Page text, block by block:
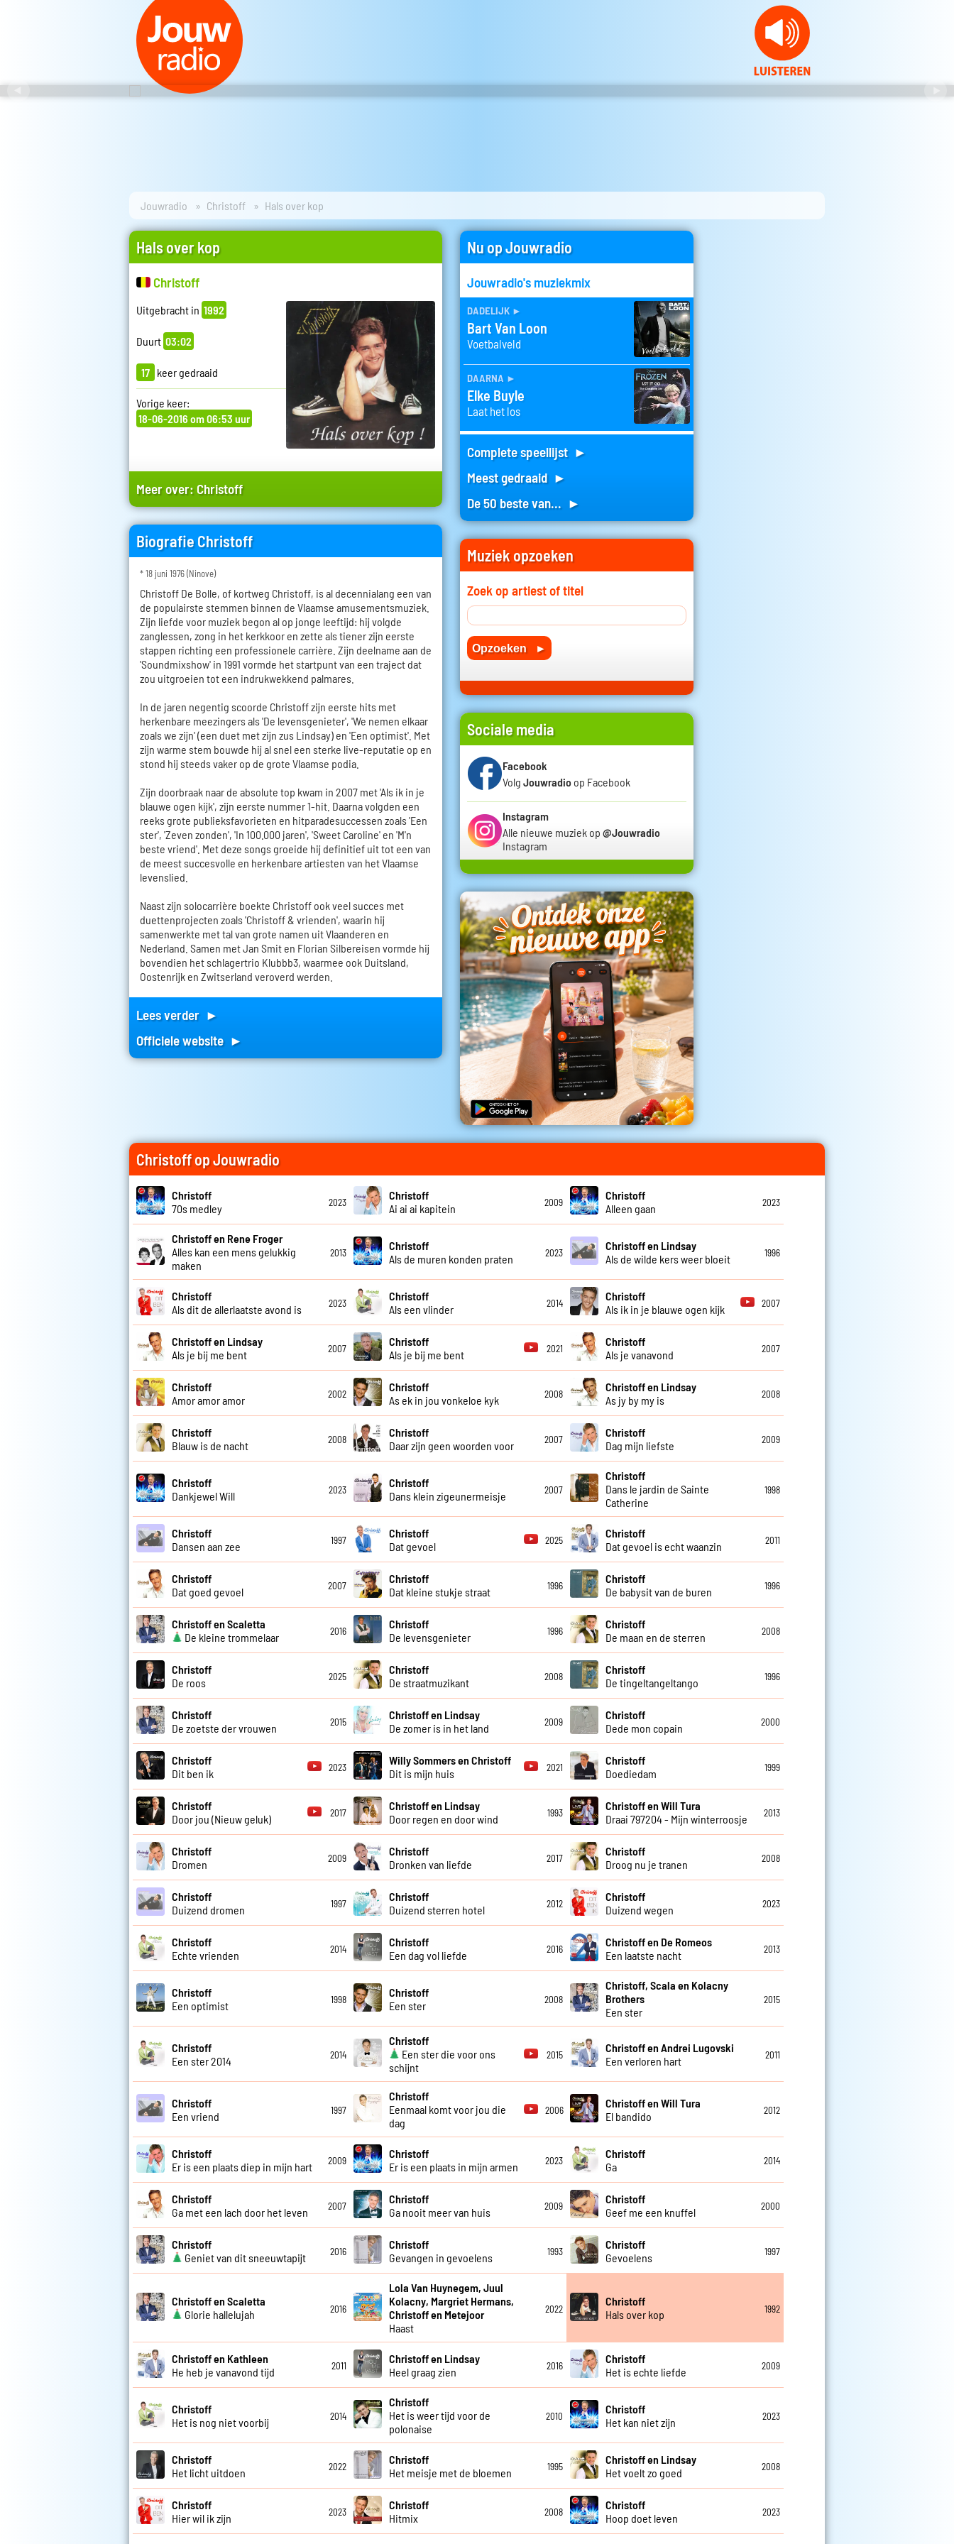
Jouwradio Christoff Hals over kop
Hals over kop
Christoff
Uitgebracht in 1992
Duurt 03:02
17 keer gedraaid
Vorige keer:
18-06-2016 om 06:53 uur
Meer over: Christoff
Biografie Christoff
* 18 juni 1976 (Ninove)
Christoff De Bolle, of kortweg Christoff, is al decennialang een van
de populairste stemmen binnen de Vlaamse amusementsmuziek.
Zijn liefde voor muziek begon al op jonge leeftijd: hij volgde
zanglessen, zong in het kerkkoor en zette als tiener zijn eerste
stappen richting een professionele carrière. Zijn deelname aan de
'Soundmixshow' in 1991 vormde het startpunt van een traject dat
zou uitgroeien tot een indrukwekkend palmares.
In de jaren negentig scoorde Christoff zijn eerste hits met
herkenbare meezingers als 'De levensgenieter', 'We nemen elkaar
zoals we zijn' (een duet met zijn zus Lindsay) en 'Een optimist'. Met
zijn warme stem bouwde hij al snel een sterke live-reputatie op en
stond hij steeds vaker op de grote Vlaamse podia.
Zijn doorbraak naar de absolute top kwam in 2007 met 'Als ik in je
blauwe ogen kijk', zijn eerste nummer 1-hit. Daarna volgden een
reeks grote publieksfavorieten en hitparadesuccessen zoals 'Een
ster', 'Zeven zonden', 'In 100.000 jaren', 'Sweet Caroline' en 'M'n
beste vriend'. Met deze songs groeide hij definitief uit tot een van
de meest succesvolle en herkenbare artiesten van het Vlaamse
levenslied.
Naast zijn solocarrière boekte Christoff ook veel succes met
duettenprojecten zoals 'Christoff & vrienden', waarin hij
samenwerkte met tal van grote namen uit Vlaanderen en
Nederland. Samen met Jan Smit en Florian Silbereisen vormde hij
bovendien het schlagertrio Klubbb3, waarmee ook Duitsland,
Oostenrijk en Zwitserland veroverd werden.
Lees verder ►
Officiele website ►
Nu op Jouwradio
Jouwradio's muziekmix
dadelijk ►
Bart Van Loon
Voetbalveld
daarna ►
Elke Buyle
Laat het los
Complete speellijst ►
Meest gedraaid ►
De 50 beste van... ►
Muziek opzoeken
Zoek op artiest of titel
Sociale media
Facebook
Volg Jouwradio op Facebook
Instagram
Alle nieuwe muziek op @Jouwradio
Instagram
Christoff op Jouwradio
Christoff
70s medley
2023
Christoff
Ai ai ai kapitein
2009
Christoff
Alleen gaan
2023
Christoff en Rene Froger
Alles kan een mens gelukkig
maken
2013
Christoff
Als de muren konden praten
2023
Christoff en Lindsay
Als de wilde kers weer bloeit
1996
Christoff
Als dit de allerlaatste avond is
2023
Christoff
Als een vlinder
2014
Christoff
Als ik in je blauwe ogen kijk
2007
Christoff en Lindsay
Als je bij me bent
2007
Christoff
Als je bij me bent
2021
Christoff
Als je vanavond
2007
Christoff
Amor amor amor
2002
Christoff
As ek in jou vonkeloe kyk
2008
Christoff en Lindsay
As jy by my is
2008
Christoff
Blauw is de nacht
2008
Christoff
Daar zijn geen woorden voor
2007
Christoff
Dag mijn liefste
2009
Christoff
Dankjewel Will
2023
Christoff
Dans klein zigeunermeisje
2007
Christoff
Dans le jardin de Sainte
Catherine
1998
Christoff
Dansen aan zee
1997
Christoff
Dat gevoel
2025
Christoff
Dat gevoel is echt waanzin
2011
Christoff
Dat goed gevoel
2007
Christoff
Dat kleine stukje straat
1996
Christoff
De babysit van de buren
1996
Christoff en Scaletta
De kleine trommelaar
2016
Christoff
De levensgenieter
1996
Christoff
De maan en de sterren
2008
Christoff
De roos
2025
Christoff
De straatmuzikant
2008
Christoff
De tingeltangeltango
1996
Christoff
De zoetste der vrouwen
2015
Christoff en Lindsay
De zomer is in het land
2009
Christoff
Dede mon copain
2000
Christoff
Dit ben ik
2023
Willy Sommers en Christoff
Dit is mijn huis
2021
Christoff
Doediedam
1999
Christoff
Door jou (Nieuw geluk)
2017
Christoff en Lindsay
Door regen en door wind
1993
Christoff en Will Tura
Draai 797204 - Mijn winterroosje
2013
Christoff
Dromen
2009
Christoff
Dronken van liefde
2017
Christoff
Droog nu je tranen
2008
Christoff
Duizend dromen
1997
Christoff
Duizend sterren hotel
2012
Christoff
Duizend wegen
2023
Christoff
Echte vrienden
2014
Christoff
Een dag vol liefde
2016
Christoff en De Romeos
Een laatste nacht
2013
Christoff
Een optimist
1998
Christoff
Een ster
2008
Christoff, Scala en Kolacny
Brothers
Een ster
2015
Christoff
Een ster 2014
2014
Christoff
Een ster die voor ons
schijnt
2015
Christoff en Andrei Lugovski
Een verloren hart
2011
Christoff
Een vriend
1997
Christoff
Eenmaal komt voor jou die
dag
2006
Christoff en Will Tura
El bandido
2012
Christoff
Er is een plaats diep in mijn hart
2009
Christoff
Er is een plaats in mijn armen
2023
Christoff
Ga
2014
Christoff
Ga met een lach door het leven
2007
Christoff
Ga nooit meer van huis
2009
Christoff
Geef me een knuffel
2000
Christoff
Geniet van dit sneeuwtapijt
2016
Christoff
Gevangen in gevoelens
1993
Christoff
Gevoelens
1997
Christoff en Scaletta
Glorie hallelujah
2016
Lola Van Huynegem, Juul
Kolacny, Margriet Hermans,
Christoff en Metejoor
Haast
2022
Christoff
Hals over kop
1992
Christoff en Kathleen
He heb je vanavond tijd
2011
Christoff en Lindsay
Heel graag zien
2016
Christoff
Het is echte liefde
2009
Christoff
Het is nog niet voorbij
2014
Christoff
Het is weer tijd voor de
polonaise
2010
Christoff
Het kan niet zijn
2023
Christoff
Het licht uitdoen
2022
Christoff
Het meisje met de bloemen
1995
Christoff en Lindsay
Het voelt zo goed
2008
Christoff
Hier wil ik zijn
2023
Christoff
Hitmix
2008
Christoff
Hoop doet leven
2023